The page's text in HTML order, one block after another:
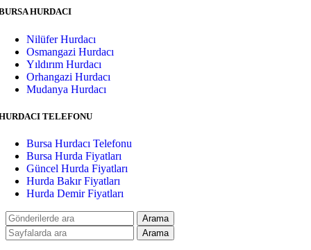
HURDACI
Nilüfer Hurdacı
Osmangazi Hurdacı
Yıldırım Hurdacı
Orhangazi Hurdacı
Mudanya Hurdacı
TELEFONU
Bursa Hurdacı Telefonu
Bursa Hurda Fiyatları
Güncel Hurda Fiyatları
Hurda Bakır Fiyatları
Hurda Demir Fiyatları
Arama
Arama